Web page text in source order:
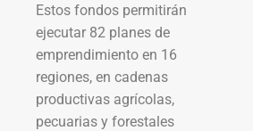
Estos fondos permitirán
ejecutar 82 planes de
emprendimiento en 16
regiones, en cadenas
productivas agrícolas,
pecuarias y forestales